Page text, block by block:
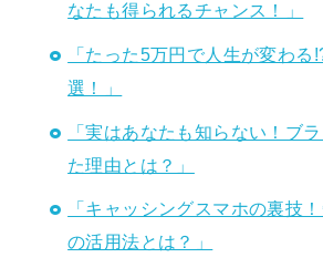
なたも得られるチャンス！」
「たった5万円で人生が変わる
選！」
「実はあなたも知らない！ブ
た理由とは？」
「キャッシングスマホの裏技
の活用法とは？」